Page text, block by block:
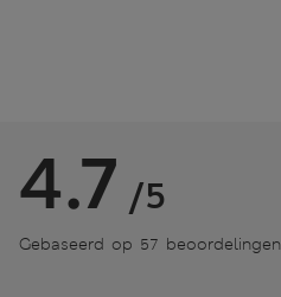
4.7 /5
Gebaseerd op 57 beoordelingen